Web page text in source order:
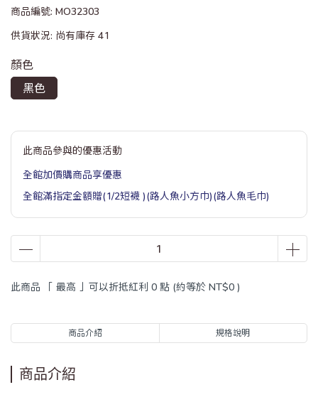
商品編號: MO32303
供貨狀況: 尚有庫存 41
顏色
黑色
此商品參與的優惠活動
全館加價購商品享優惠
全館滿指定金額贈(1/2短襪 )(路人魚小方巾)(路人魚毛巾)
此商品 「 最高 」可以折抵紅利 0 點 (約等於 NT$0 )
商品介紹 規格說明
商品介紹